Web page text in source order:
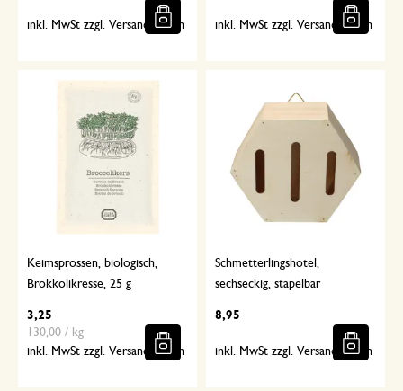
inkl. MwSt zzgl. Versandkosten inkl. MwSt zzgl. Versandkosten
Keimsprossen, biologisch,
Brokkolikresse, 25 g
3,25
130,00 / kg
inkl. MwSt zzgl. Versandkosten
Schmetterlingshotel,
sechseckig, stapelbar
8,95
inkl. MwSt zzgl. Versandkosten